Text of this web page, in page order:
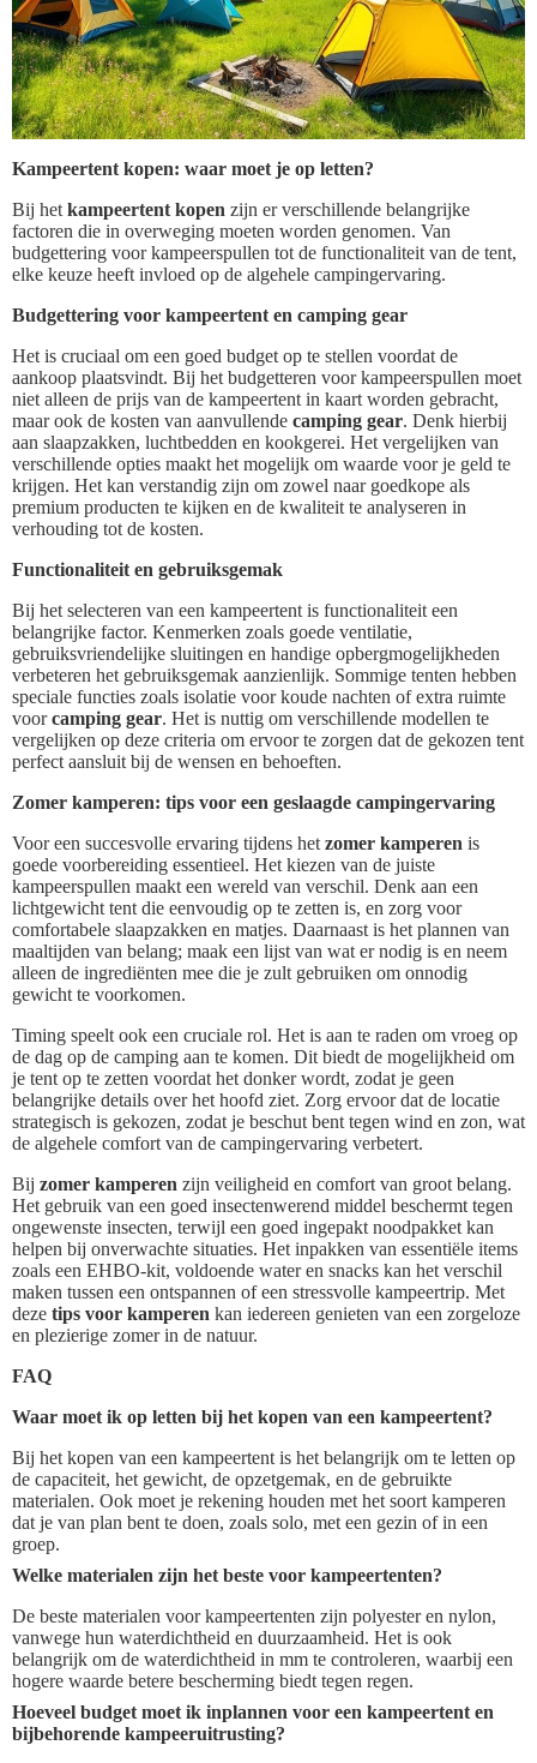
Kampeertent kopen: waar moet je op letten?
Bij het kampeertent kopen zijn er verschillende belangrijke
factoren die in overweging moeten worden genomen. Van
budgettering voor kampeerspullen tot de functionaliteit van de tent,
elke keuze heeft invloed op de algehele campingervaring.
Budgettering voor kampeertent en camping gear
Het is cruciaal om een goed budget op te stellen voordat de
aankoop plaatsvindt. Bij het budgetteren voor kampeerspullen moet
niet alleen de prijs van de kampeertent in kaart worden gebracht,
maar ook de kosten van aanvullende camping gear. Denk hierbij
aan slaapzakken, luchtbedden en kookgerei. Het vergelijken van
verschillende opties maakt het mogelijk om waarde voor je geld te
krijgen. Het kan verstandig zijn om zowel naar goedkope als
premium producten te kijken en de kwaliteit te analyseren in
verhouding tot de kosten.
Functionaliteit en gebruiksgemak
Bij het selecteren van een kampeertent is functionaliteit een
belangrijke factor. Kenmerken zoals goede ventilatie,
gebruiksvriendelijke sluitingen en handige opbergmogelijkheden
verbeteren het gebruiksgemak aanzienlijk. Sommige tenten hebben
speciale functies zoals isolatie voor koude nachten of extra ruimte
voorcamping gear. Het is nuttig om verschillende modellen te
vergelijken op deze criteria om ervoor te zorgen dat de gekozen tent
perfect aansluit bij de wensen en behoeften.
Zomer kamperen: tips voor een geslaagde campingervaring
Voor een succesvolle ervaring tijdens het zomer kamperen is
goede voorbereiding essentieel. Het kiezen van de juiste
kampeerspullen maakt een wereld van verschil. Denk aan een
lichtgewicht tent die eenvoudig op te zetten is, en zorg voor
comfortabele slaapzakken en matjes. Daarnaast is het plannen van
maaltijden van belang; maak een lijst van wat er nodig is en neem
alleen de ingrediënten mee die je zult gebruiken om onnodig
gewicht te voorkomen.
Timing speelt ook een cruciale rol. Het is aan te raden om vroeg op
de dag op de camping aan te komen. Dit biedt de mogelijkheid om
je tent op te zetten voordat het donker wordt, zodat je geen
belangrijke details over het hoofd ziet. Zorg ervoor dat de locatie
strategisch is gekozen, zodat je beschut bent tegen wind en zon, wat
de algehele comfort van de campingervaring verbetert.
Bij zomer kamperen zijn veiligheid en comfort van groot belang.
Het gebruik van een goed insectenwerend middel beschermt tegen
ongewenste insecten, terwijl een goed ingepakt noodpakket kan
helpen bij onverwachte situaties. Het inpakken van essentiële items
zoals een EHBO-kit, voldoende water en snacks kan het verschil
maken tussen een ontspannen of een stressvolle kampeertrip. Met
deze tips voor kamperen kan iedereen genieten van een zorgeloze
en plezierige zomer in de natuur.
FAQ
Waar moet ik op letten bij het kopen van een kampeertent?
Bij het kopen van een kampeertent is het belangrijk om te letten op
de capaciteit, het gewicht, de opzetgemak, en de gebruikte
materialen. Ook moet je rekening houden met het soort kamperen
dat je van plan bent te doen, zoals solo, met een gezin of in een
groep.
Welke materialen zijn het beste voor kampeertenten?
De beste materialen voor kampeertenten zijn polyester en nylon,
vanwege hun waterdichtheid en duurzaamheid. Het is ook
belangrijk om de waterdichtheid in mm te controleren, waarbij een
hogere waarde betere bescherming biedt tegen regen.
Hoeveel budget moet ik inplannen voor een kampeertent en
bijbehorende kampeeruitrusting?